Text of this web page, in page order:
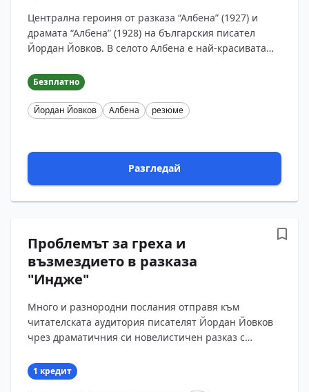
Централна героиня от разказа “Албена” (1927) и
драмата “Албена” (1928) на българския писател
Йордан Йовков. В селото Албена е най-красивата
завиждат. Но ...
Безплатно
Йордан Йовков Албена резюме
Разгледай
Проблемът за греха и
възмездието в разказа
"Индже"
Много и разнородни послания отправя към
читателската аудитория писателят Йордан Йовков
чрез драматичния си новелистичен разказ с
първоначално в списан?...
1 кредит